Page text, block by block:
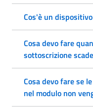
Cos'è un
Cosa devo fare
sottoscrizione
Cosa devo fare se
nel modulo non